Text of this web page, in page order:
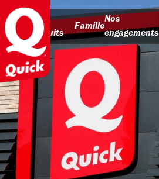
Nos
produits
Famille
Nos
engagements